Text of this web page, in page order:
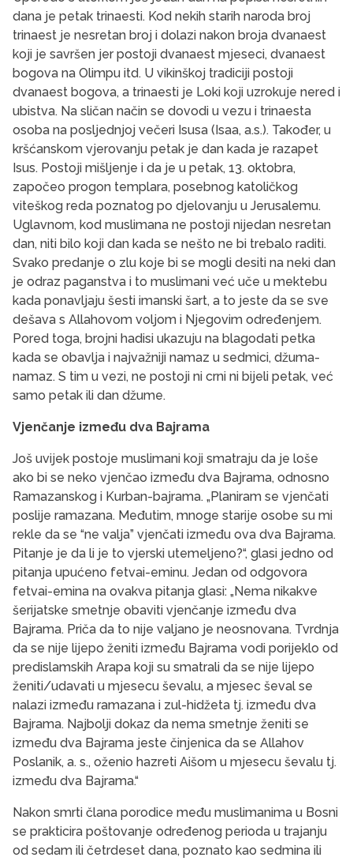
dana je petak trinaesti. Kod nekih starih naroda broj
trinaest je nesretan broj i dolazi nakon broja dvanaest
koji je savršen jer postoji dvanaest mjeseci, dvanaest
bogova na Olimpu itd. U vikinškoj tradiciji postoji
dvanaest bogova, a trinaesti je Loki koji uzrokuje nered i
ubistva. Na sličan način se dovodi u vezu i trinaesta
osoba na posljednjoj večeri Isusa (Isaa, a.s.). Također, u
kršćanskom vjerovanju petak je dan kada je razapet
Isus. Postoji mišljenje i da je u petak, 13. oktobra,
započeo progon templara, posebnog katoličkog
viteškog reda poznatog po djelovanju u Jerusalemu.
Uglavnom, kod muslimana ne postoji nijedan nesretan
dan, niti bilo koji dan kada se nešto ne bi trebalo raditi.
Svako predanje o zlu koje bi se mogli desiti na neki dan
je odraz paganstva i to muslimani već uče u mektebu
kada ponavljaju šesti imanski šart, a to jeste da se sve
dešava s Allahovom voljom i Njegovim određenjem.
Pored toga, brojni hadisi ukazuju na blagodati petka
kada se obavlja i najvažniji namaz u sedmici, džuma-
namaz. S tim u vezi, ne postoji ni crni ni bijeli petak, već
samo petak ili dan džume.
Vjenčanje između dva Bajrama
Još uvijek postoje muslimani koji smatraju da je loše
ako bi se neko vjenčao između dva Bajrama, odnosno
Ramazanskog i Kurban-bajrama. „Planiram se vjenčati
poslije ramazana. Međutim, mnoge starije osobe su mi
rekle da se “ne valja” vjenčati između ova dva Bajrama.
Pitanje je da li je to vjerski utemeljeno?“, glasi jedno od
pitanja upućeno fetvai-eminu. Jedan od odgovora
fetvai-emina na ovakva pitanja glasi: „Nema nikakve
šerijatske smetnje obaviti vjenčanje između dva
Bajrama. Priča da to nije valjano je neosnovana. Tvrdnja
da se nije lijepo ženiti između Bajrama vodi porijeklo od
predislamskih Arapa koji su smatrali da se nije lijepo
ženiti/udavati u mjesecu ševalu, a mjesec ševal se
nalazi između ramazana i zul-hidžeta tj. između dva
Bajrama. Najbolji dokaz da nema smetnje ženiti se
između dva Bajrama jeste činjenica da se Allahov
Poslanik, a. s., oženio hazreti Aišom u mjesecu ševalu tj.
između dva Bajrama.“
Nakon smrti člana porodice među muslimanima u Bosni
se prakticira poštovanje određenog perioda u trajanju
od sedam ili četrdeset dana, poznato kao sedmina ili